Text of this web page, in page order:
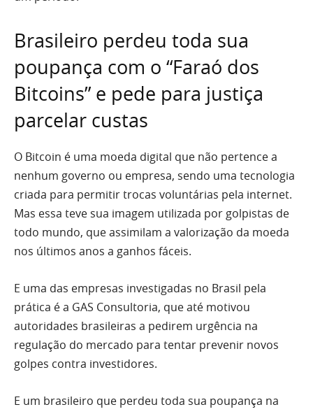
Brasileiro perdeu toda sua
poupança com o “Faraó dos
Bitcoins” e pede para justiça
parcelar custas
O Bitcoin é uma moeda digital que não pertence a
nenhum governo ou empresa, sendo uma tecnologia
criada para permitir trocas voluntárias pela internet.
Mas essa teve sua imagem utilizada por golpistas de
todo mundo, que assimilam a valorização da moeda
nos últimos anos a ganhos fáceis.
E uma das empresas investigadas no Brasil pela
prática é a GAS Consultoria, que até motivou
autoridades brasileiras a pedirem urgência na
regulação do mercado para tentar prevenir novos
golpes contra investidores.
E um brasileiro que perdeu toda sua poupança na